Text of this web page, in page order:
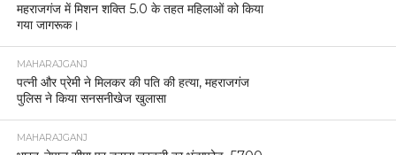
महराजगंज में मिशन शक्ति 5.0 के तहत महिलाओं को किया
गया जागरूक।
MAHARAJGANJ
पत्नी और प्रेमी ने मिलकर की पति की हत्या, महराजगंज
पुलिस ने किया सनसनीखेज खुलासा
MAHARAJGANJ